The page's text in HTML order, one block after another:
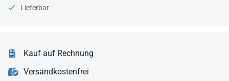
Lieferbar
Kauf auf Rechnung
Versandkostenfrei